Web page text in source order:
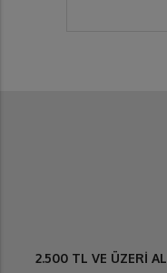
2.500 TL VE ÜZERİ